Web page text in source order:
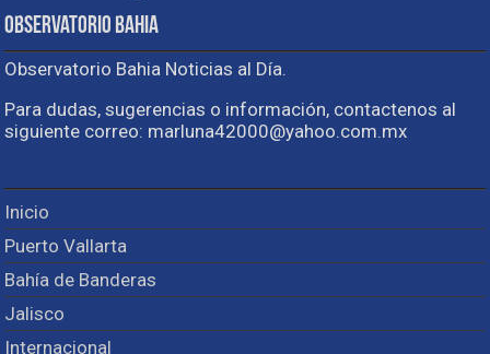
Observatorio Bahia
Observatorio Bahia Noticias al Día.
Para dudas, sugerencias o información, contactenos al
siguiente correo: marluna42000@yahoo.com.mx
Inicio
Puerto Vallarta
Bahía de Banderas
Jalisco
Internacional